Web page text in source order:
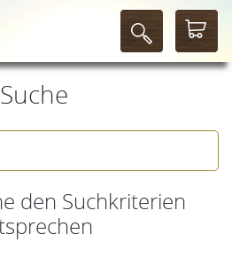
Suche
den Suchkriterien